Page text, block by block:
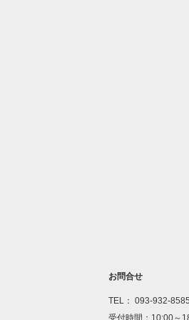
お問合せ
TEL： 093-932-8585
受付時間：10:00～